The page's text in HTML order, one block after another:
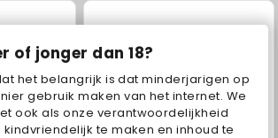
of jonger dan 18?
het belangrijk is dat minderjarigen op
gebruik maken van het internet. We
ook als onze verantwoordelijkheid
te maken en inhoud te
Story Juice Merge